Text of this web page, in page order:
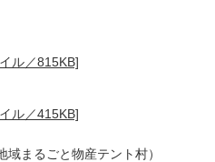
ル／815KB]
ル／415KB]
域まるごと物産テント村）